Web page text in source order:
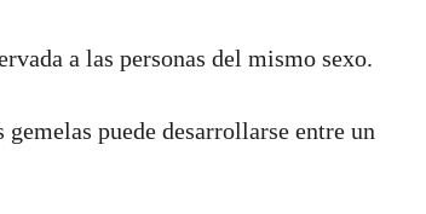
a las personas del mismo sexo.
puede desarrollarse entre un